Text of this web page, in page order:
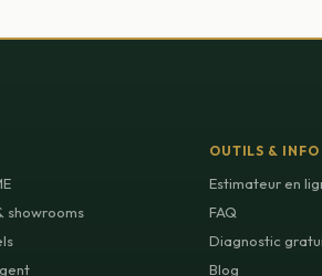
showrooms
OUTILS & INFO
Estimateur en
FAQ
Diagnostic
Blog